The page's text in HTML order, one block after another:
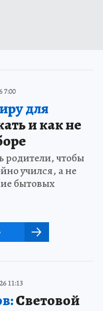
7:00
для
и как не
родители, чтобы
учился, а не
бытовых
11:13
Световой